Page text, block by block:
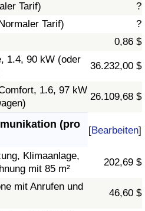
Tarif)
?
Tarif)
?
0,86 $
1.4, 90 kW (oder
36.232,00 $
1.6, 97 kW
26.109,68 $
(pro
[Bearbeiten]
Klimaanlage,
mit 85 m²
202,69 $
mit Anrufen und
46,60 $